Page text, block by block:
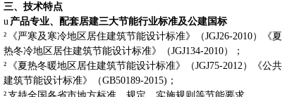
三、技术特点
u 产品专业、配套居建三大节能行业标准及公建国标
²
《严寒及寒冷地区居住建筑节能设计标准》（JGJ26-2010）《夏
热冬冷地区居住建筑节能设计标准》（JGJ134-2010）；
²
《夏热冬暖地区居住建筑节能设计标准》（JGJ75-2012 ）《公共
建筑节能设计标准》（GB50189-2015) ；